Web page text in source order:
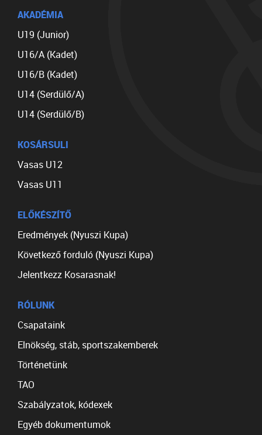
AKADÉMIA
U19 (Junior)
U16/A (Kadet)
U16/B (Kadet)
U14 (Serdülő/A)
U14 (Serdülő/B)
KOSÁRSULI
Vasas U12
Vasas U11
ELŐKÉSZÍTŐ
Eredmények (Nyuszi Kupa)
Következő forduló (Nyuszi Kupa)
Jelentkezz Kosarasnak!
RÓLUNK
Csapataink
Elnökség, stáb, sportszakemberek
Történetünk
TAO
Szabályzatok, kódexek
Egyéb dokumentumok